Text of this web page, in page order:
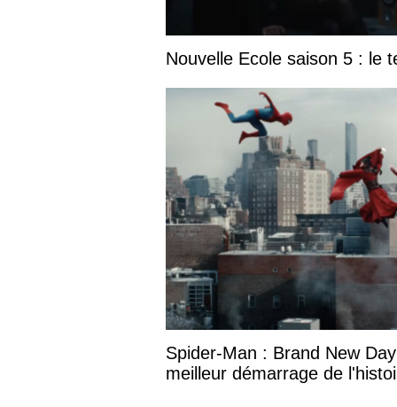
Nouvelle Ecole saison 5 : le
Spider-Man : Brand New
meilleur démarrage de